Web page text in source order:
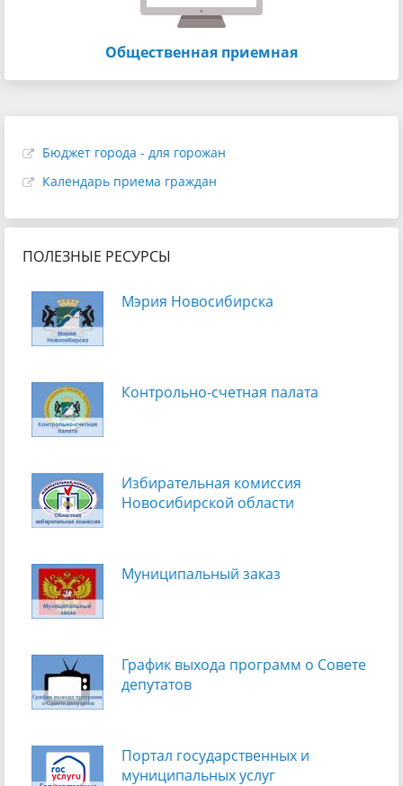
Общественная приемная
Бюджет города - для горожан
Календарь приема граждан
ПОЛЕЗНЫЕ РЕСУРСЫ
Мэрия Новосибирска
Контрольно-счетная палата
Избирательная комиссия
Новосибирской области
Муниципальный заказ
График выхода программ о Cовете
депутатов
Портал государственных и
муниципальных услуг